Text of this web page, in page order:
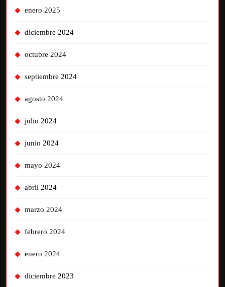
enero 2025
diciembre 2024
octubre 2024
septiembre 2024
agosto 2024
julio 2024
junio 2024
mayo 2024
abril 2024
marzo 2024
febrero 2024
enero 2024
diciembre 2023